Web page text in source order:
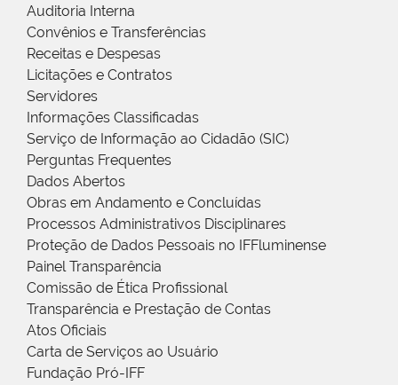
Auditoria Interna
Convênios e Transferências
Receitas e Despesas
Licitações e Contratos
Servidores
Informações Classificadas
Serviço de Informação ao Cidadão (SIC)
Perguntas Frequentes
Dados Abertos
Obras em Andamento e Concluídas
Processos Administrativos Disciplinares
Proteção de Dados Pessoais no IFFluminense
Painel Transparência
Comissão de Ética Profissional
Transparência e Prestação de Contas
Atos Oficiais
Carta de Serviços ao Usuário
Fundação Pró-IFF